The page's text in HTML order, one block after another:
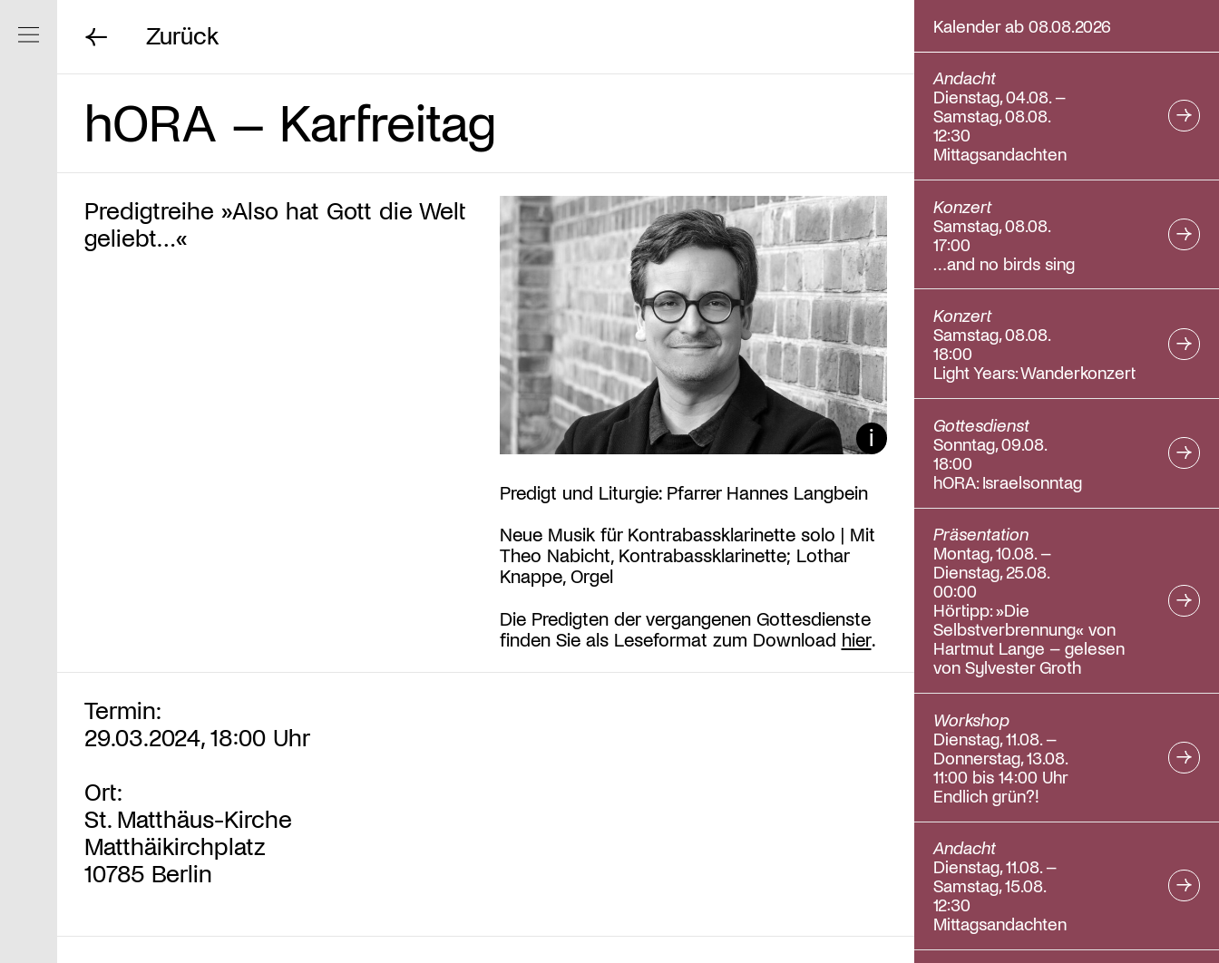
Navigation ein/ausblenden
Zurück
hORA – Karfreitag
Predigtreihe »Also hat Gott die Welt
geliebt…«
Bildunterschrift ein/
Predigt und Liturgie: Pfarrer Hannes Langbein
Neue Musik für Kontrabassklarinette solo | Mit
Theo Nabicht, Kontrabassklarinette; Lothar
Knappe, Orgel
Die Predigten der vergangenen Gottesdienste
finden Sie als Leseformat zum Download hier.
Termin:
29.03.2024, 18:00 Uhr
Ort:
St. Matthäus-Kirche
Matthäikirchplatz
10785 Berlin
Kalender ab 08.08.2026
Andacht
Dienstag, 04.08. –
Samstag, 08.08.
12:30
Mittagsandachten
Konzert
Samstag, 08.08.
17:00
…and no birds sing
Konzert
Samstag, 08.08.
18:00
Light Years: Wanderkonzert
Gottesdienst
Sonntag, 09.08.
18:00
hORA: Israelsonntag
Präsentation
Montag, 10.08. –
Dienstag, 25.08.
00:00
Hörtipp: »Die
Selbstverbrennung« von
Hartmut Lange – gelesen
von Sylvester Groth
Workshop
Dienstag, 11.08. –
Donnerstag, 13.08.
11:00 bis 14:00 Uhr
Endlich grün?!
Andacht
Dienstag, 11.08. –
Samstag, 15.08.
12:30
Mittagsandachten